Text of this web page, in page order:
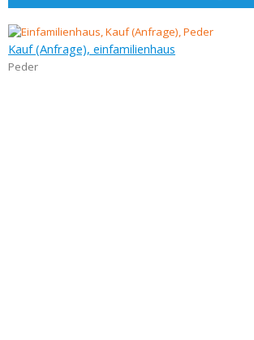
Kauf (Anfrage), einfamilienhaus
Peder